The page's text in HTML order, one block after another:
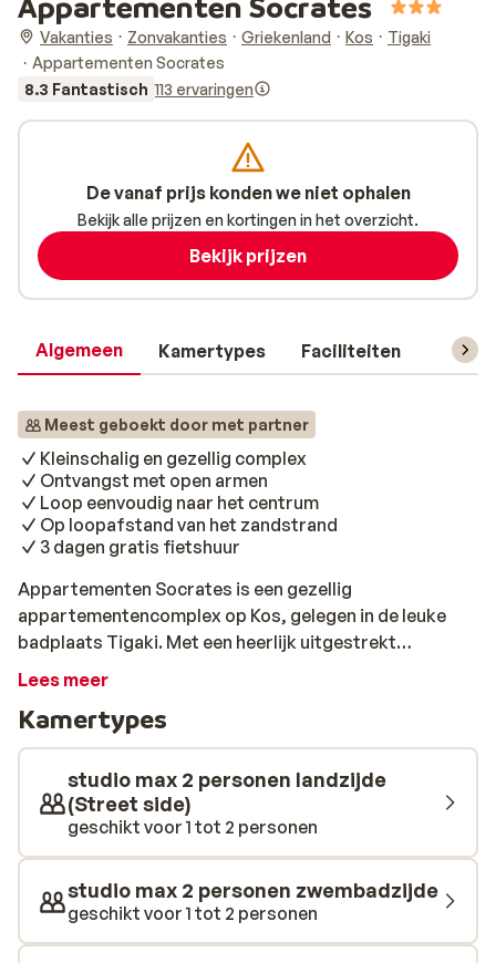
Vakanties Zonvakanties Griekenland Kos
Tigaki
Appartementen Socrates
8.3 Fantastisch 113 ervaringen
Algemeen Kamertypes Faciliteiten
Meest geboekt door met partner
Kleinschalig en gezellig complex
Ontvangst met open armen
Loop eenvoudig naar het centrum
Op loopafstand van het zandstrand
3 dagen gratis fietshuur
Appartementen Socrates is een gezellig
appartementencomplex op Kos, gelegen in de leuke
badplaats Tigaki. Met een heerlijk uitgestrekt
zandstrand op loopafstand, is dit een goede keus om
bij het zwembad van het heerlijke weer, of schuif aan bij
de gezellige poolbar voor een cocktail of snack. De
Griekse gastvrijheid zal je ook niet ontgaan, want de
hele familie zorgt er persoonlijk voor een onbezorgde
vakantie. En wil je de omgeving ontdekken, dan sta je zo
tussen de leuke winkels en barretjes van Tigaki!
Lees meer
Kamertypes
studio max 2 personen landzijde
(Street side)
geschikt voor 1 tot 2 personen
studio max 2 personen zwembadzijde
geschikt voor 1 tot 2 personen
De vanaf prijs konden we niet ophalen
Bekijk alle prijzen en kortingen in het overzicht.
Bekijk prijzen